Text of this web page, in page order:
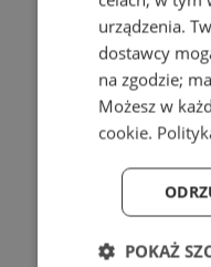
urządzenia.
dostawcy
na zgodzie;
Możesz w
cookie.
POKAŻ